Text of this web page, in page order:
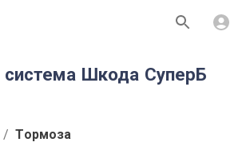
система Шкода СуперБ
/ Тормоза